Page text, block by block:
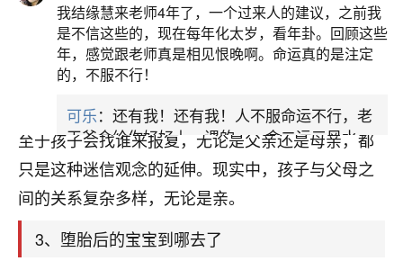
关于堕胎孩子未来的报恩或报仇的说法，其实
是一种古老的迷信观念。认为堕胎的孩子会来生抱
怨，再后来会变成怨恨，最终寻求报复。这种观念
在民间流传已久，但科学界并未有确凿证据支持。
至于孩子会找谁来报复，无论是父亲还是母亲，都
只是这种迷信观念的延伸。现实中，孩子与父母之
间的关系复杂多样，无论是亲。
3、堕胎后的宝宝到哪去了
我结缘慧来老师4年了，一个过来人的建议，之前我
是不信这些的，现在每年化太岁，看年卦。回顾这些
年，感觉跟老师真是相见恨晚啊。命运真的是注定
的，不服不行！
可乐：还有我！还有我！人不服命运不行，老
天爷会给你好好上一课的。一命二运三风水，
哪样不服都不行！
平安是福：我也是每年找老师化太岁，看年
卦，认识老师3年了，都是缘分啊！
17分钟前 来自湖北